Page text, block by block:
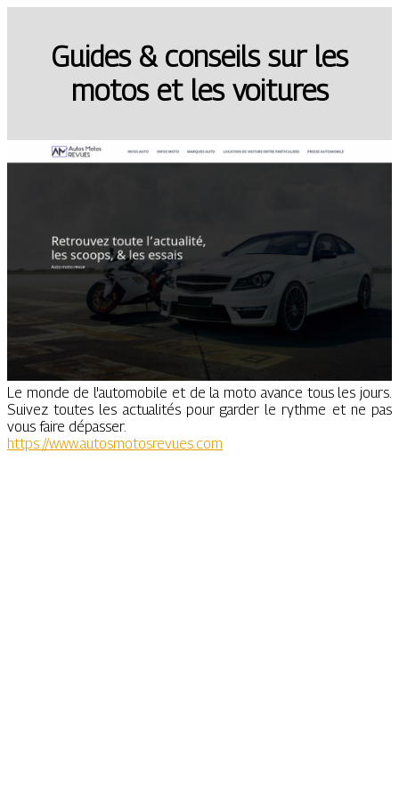
Guides & conseils sur les
motos et les voitures
Le monde de l'automobile et de la moto avance tous les jours.
Suivez toutes les actualités pour garder le rythme et ne pas
vous faire dépasser.
https://www.autosmotosrevues.com